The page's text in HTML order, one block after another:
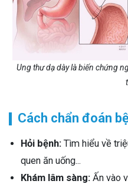
Ung thư dạ dày là biến chứng
Cách chẩn đoán
Hỏi bệnh: Tìm hiểu về
quen ăn uống...
Khám lâm sàng: Ấn vào